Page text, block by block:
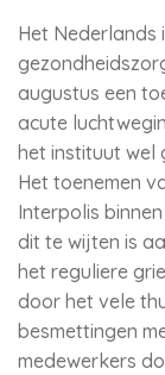
Het
augustus een
acute
het instituut wel
Het toenemen
Interpolis
dit te wijten is
het reguliere
door het vele
besmettingen
medewerkers